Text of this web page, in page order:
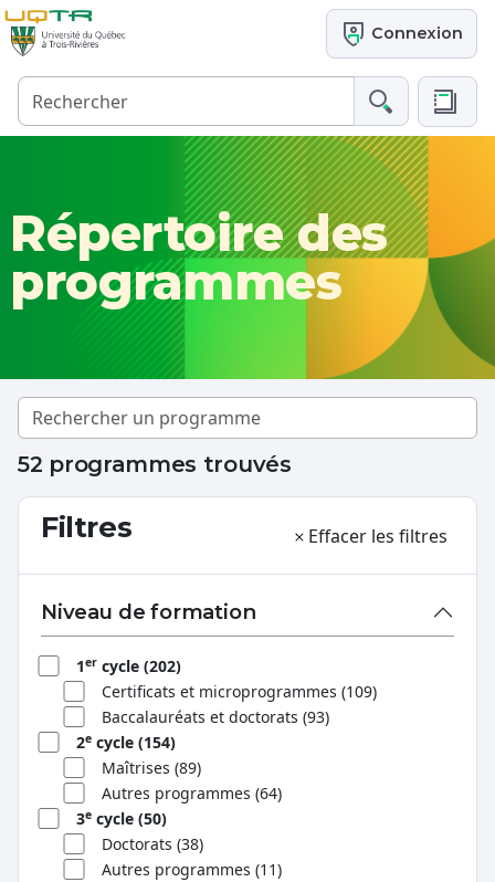
Connexion
Répertoire des
programmes
52 programmes trouvés
Filtres Effacer les filtres
Niveau de formation
1er cycle (202)
Certificats et microprogrammes (109)
Baccalauréats et doctorats (93)
2e cycle (154)
Maîtrises (89)
Autres programmes (64)
3e cycle (50)
Doctorats (38)
Autres programmes (11)